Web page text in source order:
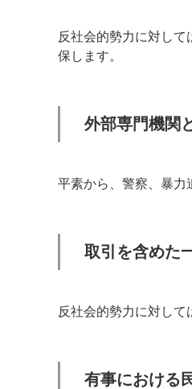
反社会的勢力に対し
保します。
外部専門機関
平素から、警察、暴力
取引を含めた
反社会的勢力に対して
有事における